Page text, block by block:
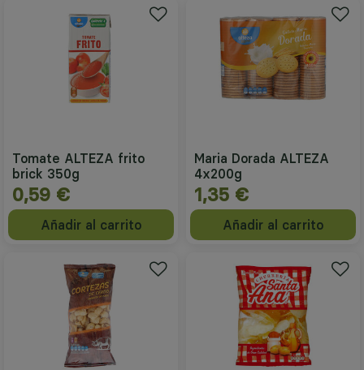
Tomate ALTEZA frito
brick 350g
0,59 €
Añadir al carrito
Maria Dorada ALTEZA
4x200g
1,35 €
Añadir al carrito